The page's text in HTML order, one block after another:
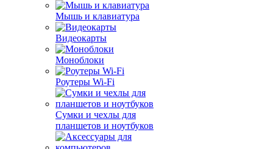
Мышь и клавиатура
Видеокарты
Моноблоки
Роутеры Wi-Fi
Сумки и чехлы для
планшетов и ноутбуков